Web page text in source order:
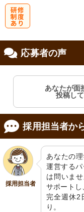
応募者の声
あなたが面
投稿し
採用担当者か
採用担当者
あなたの
運営する
は問いま
サポートし
完全週休2
り。